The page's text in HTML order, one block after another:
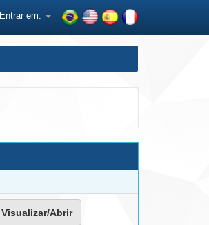
Entrar em:
Visualizar/Abrir